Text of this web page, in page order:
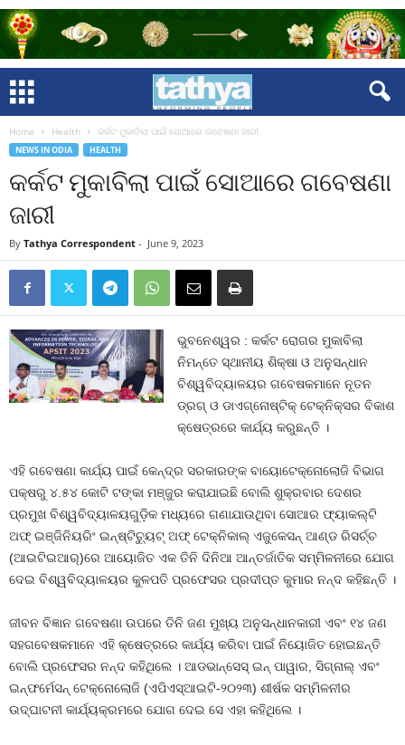
Home Health କର୍କଟ ମୁକାବିଲା ପାଇଁ ସୋଆରେ ଗବେଷଣା ଜାରୀ
NEWS IN ODIA HEALTH
କର୍କଟ ମୁକାବିଲା ପାଇଁ ସୋଆରେ ଗବେଷଣା
ଜାରୀ
By Tathya Correspondent - June 9, 2023
ଭୁବନେଶ୍ୱର : କର୍କଟ ରୋଗର ମୁକାବିଲା
ନିମନ୍ତେ ସ୍ଥାନୀୟ ଶିକ୍ଷା ଓ ଅନୁସନ୍ଧାନ
ବିଶ୍ୱବିଦ୍ୟାଳୟର ଗବେଷକମାନେ ନୂତନ
ଡ୍ରଗ୍ ଓ ଡାଏଗ୍ନୋଷ୍ଟିକ୍ ଟେକ୍ନିକ୍‌ସର ବିକାଶ
କ୍ଷେତ୍ରରେ କାର୍ଯ୍ୟ କରୁଛନ୍ତି ।
ଏହି ଗବେଷଣା କାର୍ଯ୍ୟ ପାଇଁ କେନ୍ଦ୍ର ସରକାରଙ୍କ ବାୟୋଟେକ୍ନୋଲୋଜି ବିଭାଗ
ପକ୍ଷରୁ ୪.୫୪ କୋଟି ଟଙ୍କା ମଞ୍ଜୁର କରାଯାଇଛି ବୋଲି ଶୁକ୍ରବାର ଦେଶର
ପ୍ରମୁଖ ବିଶ୍ୱବିଦ୍ୟାଳୟଗୁଡ଼ିକ ମଧ୍ୟରେ ଗଣାଯାଉଥିବା ସୋଆର ଫ୍ୟାକଲ୍ଟି
ଅଫ୍ ଇଞ୍ଜିନିୟରିଂ ଇନ୍‌ଷ୍ଟିଚ୍ୟୁଟ୍ ଅଫ୍ ଟେକ୍ନିକାଲ୍ ଏଜୁକେସନ୍ ଆଣ୍ଡ ରିସର୍ଚ୍ଚ
(ଆଇଟିଇଆର୍‌)ରେ ଆୟୋଜିତ ଏକ ତିନି ଦିନିଆ ଆନ୍ତର୍ଜାତିକ ସମ୍ମିଳନୀରେ ଯୋଗ
ଦେଇ ବିଶ୍ୱବିଦ୍ୟାଳୟର କୁଳପତି ପ୍ରଫେସର ପ୍ରଦୀପ୍ତ କୁମାର ନନ୍ଦ କହିଛନ୍ତି ।
ଜୀବନ ବିଜ୍ଞାନ ଗବେଷଣା ଉପରେ ତିନି ଜଣ ମୁଖ୍ୟ ଅନୁସନ୍ଧାନକାରୀ ଏବଂ ୧୪ ଜଣ
ସହଗବେଷକମାନେ ଏହି କ୍ଷେତ୍ରରେ କାର୍ଯ୍ୟ କରିବା ପାଇଁ ନିୟୋଜିତ ହୋଇଛନ୍ତି
ବୋଲି ପ୍ରଫେସର ନନ୍ଦ କହିଥିଲେ । ଆଡଭାନ୍‌ସେସ୍ ଇନ୍ ପାୱାର, ସିଗ୍ନାଲ୍ ଏବଂ
ଇନ୍‌ଫର୍ମେସନ୍ ଟେକ୍ନୋଲୋଜି (ଏପିଏସ୍‌ଆଇଟି-୨୦୨୩) ଶୀର୍ଷକ ସମ୍ମିଳନୀର
ଉଦ୍‌ଘାଟନୀ କାର୍ଯ୍ୟକ୍ରମରେ ଯୋଗ ଦେଇ ସେ ଏହା କହିଥିଲେ ।